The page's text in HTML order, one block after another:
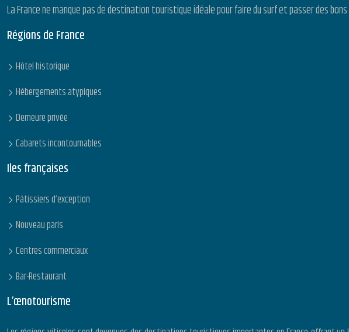
La France ne manque pas de destination touristique idéale pour faire du surf et passer des
Régions de France
Hôtel historique
Hébergements atypiques
Demeure privée
Cabarets incontournables
Iles françaises
Pâtissiers d’exception
Nouveau paris
Centres commerciaux
Bar-Restaurant
L’œnotourisme